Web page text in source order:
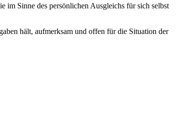
im Sinne des persönlichen Ausgleichs für sich selbst
hält, aufmerksam und offen für die Situation der